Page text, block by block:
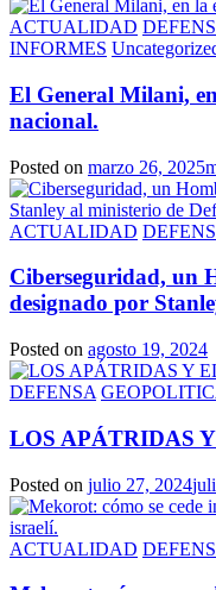
ACTUALIDAD
INFORMES
El General Milani,
nacional.
Posted on marzo 26, 2025
ACTUALIDAD
Ciberseguridad, un
designado por
Posted on agosto 19, 2024
DEFENSA
LOS APÁTRIDAS
Posted on julio 27, 2024
ACTUALIDAD